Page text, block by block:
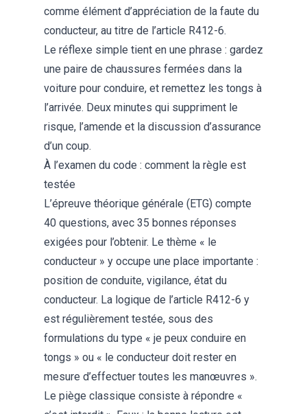
comme élément d’appréciation de la faute du
conducteur, au titre de l’article R412-6.
Le réflexe simple tient en une phrase : gardez
une paire de chaussures fermées dans la
voiture pour conduire, et remettez les tongs à
l’arrivée. Deux minutes qui suppriment le
risque, l’amende et la discussion d’assurance
d’un coup.
À l’examen du code : comment la règle est
testée
L’épreuve théorique générale (ETG) compte
40 questions, avec 35 bonnes réponses
exigées pour l’obtenir. Le thème « le
conducteur » y occupe une place importante :
position de conduite, vigilance, état du
conducteur. La logique de l’article R412-6 y
est régulièrement testée, sous des
formulations du type « je peux conduire en
tongs » ou « le conducteur doit rester en
mesure d’effectuer toutes les manœuvres ».
Le piège classique consiste à répondre «